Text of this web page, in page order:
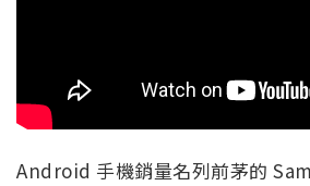
Android 手機銷量名列前茅的